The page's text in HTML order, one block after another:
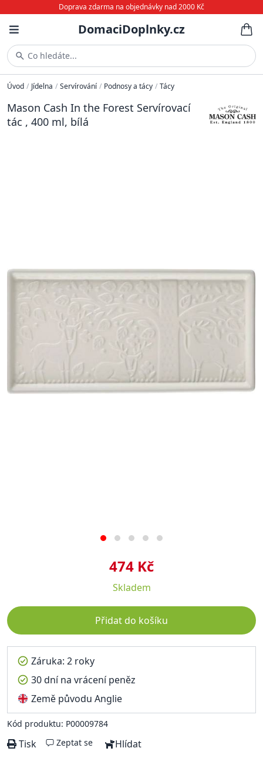
Doprava zdarma na objednávky nad 2000 Kč
DomaciDoplnky.cz
Co hledáte...
Úvod / Jídelna / Servírování / Podnosy a tácy / Tácy
Mason Cash In the Forest Servírovací
tác , 400 ml, bílá
474 Kč
Skladem
Přidat do košíku
Záruka: 2 roky
30 dní na vrácení peněz
Země původu Anglie
Kód produktu: P00009784
Tisk Zeptat se Hlídat